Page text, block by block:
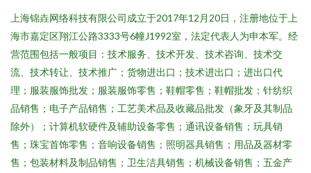
上海锦垚网络科技有限公司成立于2017年12月20日，注册地位于上
海市嘉定区翔江公路3333号6幢J1992室，法定代表人为申本军。经
营范围包括一般项目：技术服务、技术开发、技术咨询、技术交
流、技术转让、技术推广；货物进出口；技术进出口；进出口代
理；服装服饰批发；服装服饰零售；鞋帽零售；鞋帽批发；针纺织
品销售；电子产品销售；工艺美术品及收藏品批发（象牙及其制品
除外）；计算机软硬件及辅助设备零售；通讯设备销售；玩具销
售；珠宝首饰零售；音响设备销售；照明器具销售；用品及器材零
售；包装材料及制品销售；卫生洁具销售；机械设备销售；五金产